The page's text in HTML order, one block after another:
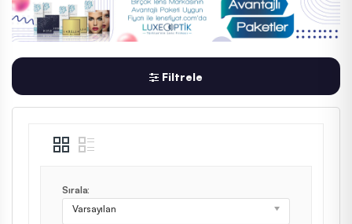
Filtrele
Sırala:
Varsayılan